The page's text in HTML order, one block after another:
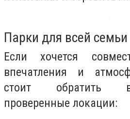
Парки для всей семьи
Если хочется
впечатления и
стоит обратить
проверенные локации: